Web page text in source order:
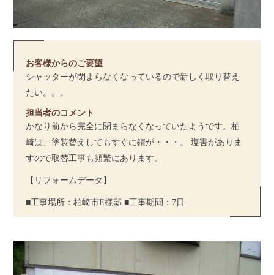
お客様からのご要望
シャッターが閉まらなくなっているので新しく取り替え
たい。。。
担当者のコメント
かなり前から完全に閉まらなくなっていたようです。柏
崎は、塗装替えしてもすぐに錆が・・・。 塩害がありま
すので取替工事も頻繁にあります。
【リフォームデータ】
■工事場所：柏崎市E様邸 ■工事期間：7日